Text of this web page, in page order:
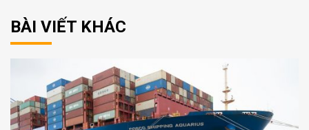
BÀI VIẾT KHÁC